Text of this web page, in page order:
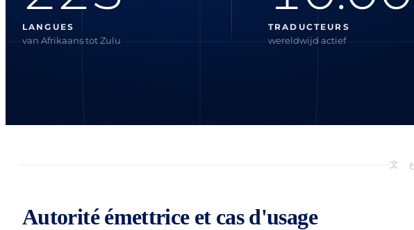
LANGUES
van Afrikaans tot Zulu
TRADUCTEURS
wereldwijd actief
Autorité émettrice et cas d'usage